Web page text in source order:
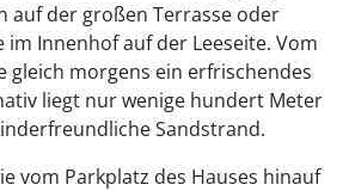
auf der großen Terrasse oder
Innenhof auf der Leeseite. Vom
gleich morgens ein erfrischendes
liegt nur wenige hundert Meter
Sandstrand.
vom Parkplatz des Hauses hinauf